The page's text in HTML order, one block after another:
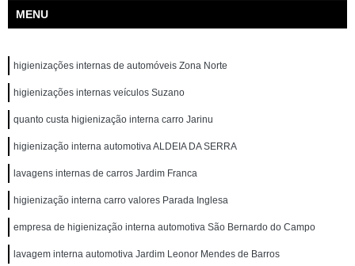
MENU
higienizações internas de automóveis Zona Norte
higienizações internas veículos Suzano
quanto custa higienização interna carro Jarinu
higienização interna automotiva ALDEIA DA SERRA
lavagens internas de carros Jardim Franca
higienização interna carro valores Parada Inglesa
empresa de higienização interna automotiva São Bernardo do Campo
lavagem interna automotiva Jardim Leonor Mendes de Barros